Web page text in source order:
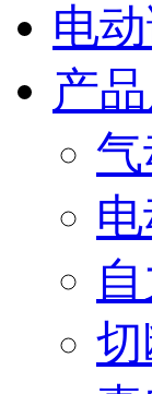
电
产
切